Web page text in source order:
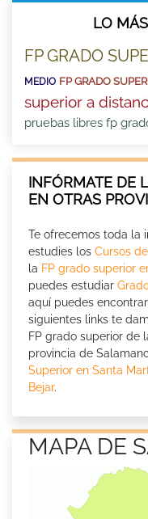
LO
FP GRADO
MEDIO FP GRADO
superior a
pruebas libres fp
INFÓRMATE DE
EN OTRAS
Te ofrecemos toda la
estudies los Cursos
la FP grado superior
puedes estudiar
aquí puedes
siguientes links te
FP grado superior de
provincia de
Superior en Santa
Bejar.
MAPA DE